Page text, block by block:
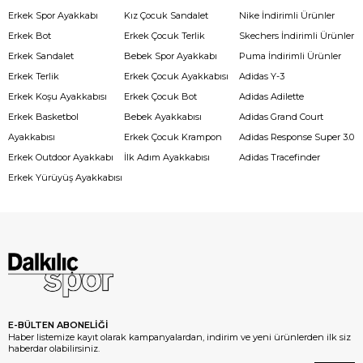
Erkek Spor Ayakkabı
Erkek Bot
Erkek Sandalet
Erkek Terlik
Erkek Koşu Ayakkabısı
Erkek Basketbol
Ayakkabısı
Erkek Outdoor Ayakkabı
Erkek Yürüyüş Ayakkabısı
Kız Çocuk Sandalet
Erkek Çocuk Terlik
Bebek Spor Ayakkabı
Erkek Çocuk Ayakkabısı
Erkek Çocuk Bot
Bebek Ayakkabısı
Erkek Çocuk Krampon
İlk Adım Ayakkabısı
Nike İndirimli Ürünler
Skechers İndirimli Ürünler
Puma İndirimli Ürünler
Adidas Y-3
Adidas Adilette
Adidas Grand Court
Adidas Response Super 3.0
Adidas Tracefinder
E-BÜLTEN ABONELİĞİ
Haber listemize kayıt olarak kampanyalardan, indirim ve yeni ürünlerden ilk siz
haberdar olabilirsiniz.